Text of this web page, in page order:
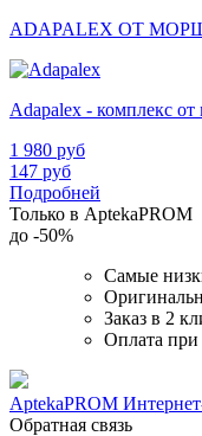
ADAPALEX ОТ
Adapalex - комплекс
1 980 руб
147 руб
Подробней
Только в AptekaPROM
до -50%
Самые
Заказ в 2
Оплата
AptekaPROM
Обратная связь